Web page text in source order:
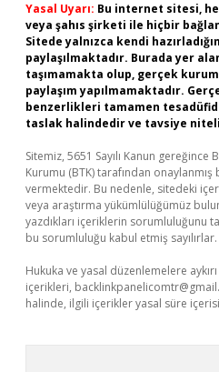
Yasal Uyarı: Bu internet sitesi,
veya şahıs şirketi ile hiçbir
Sitede yalnızca kendi
paylaşılmaktadır. Burada yer
taşımamakta olup, gerçek
paylaşım yapılmamaktadır.
benzerlikleri tamamen
taslak halindedir ve tavsiye
Sitemiz, 5651 Sayılı Kanun
Kurumu (BTK) tarafından onaylanmış
vermektedir. Bu nedenle, sitedeki
veya araştırma yükümlülüğümüz
yazdıkları içeriklerin sorumluluğunu
bu sorumluluğu kabul etmiş sayılırlar.
Hukuka ve yasal düzenlemelere
içerikleri,
halinde, ilgili içerikler yasal süre